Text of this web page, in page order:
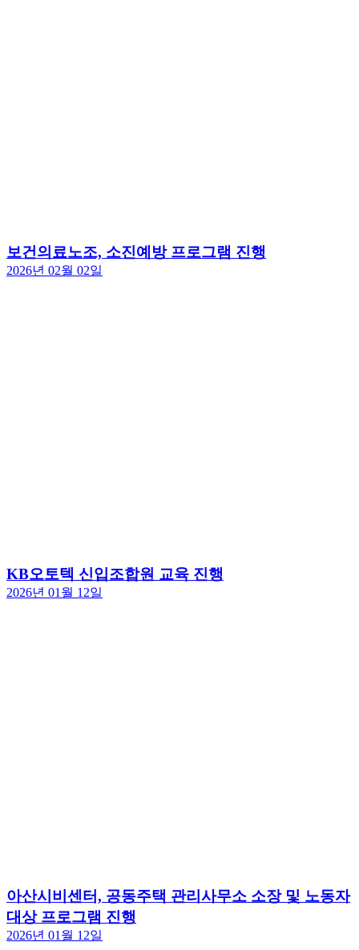
보건의료노조, 소진예방 프로그램 진행
2026년 02월 02일
KB오토텍 신입조합원 교육 진행
2026년 01월 12일
아산시비센터, 공동주택 관리사무소 소장 및 노동자
대상 프로그램 진행
2026년 01월 12일